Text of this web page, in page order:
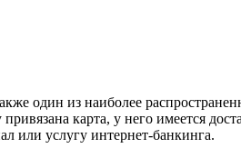
один из наиболее
карта, у него имеется
или услугу интернет-банкинга.